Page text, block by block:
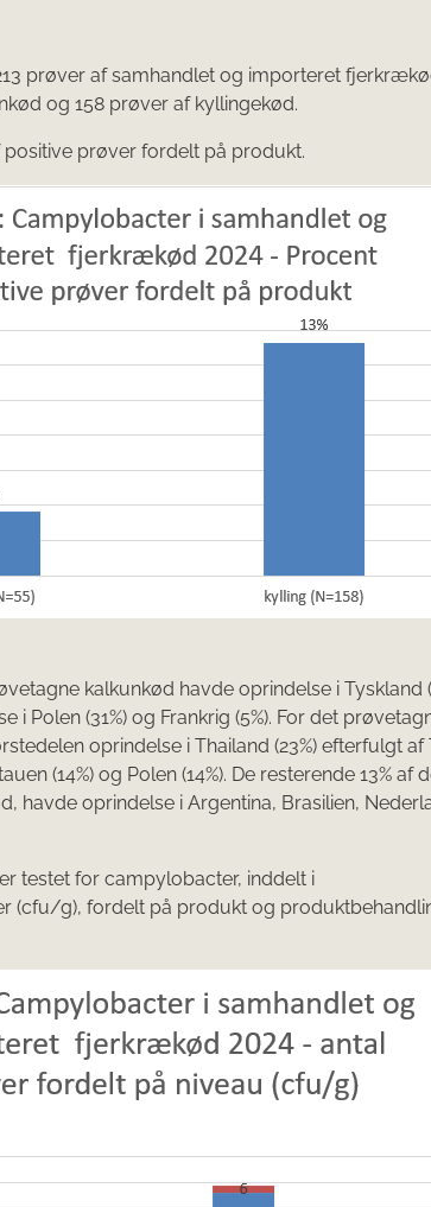
prøver af samhandlet og importeret
og 158 prøver af kyllingekød.
positive prøver fordelt på produkt.
kalkunkød havde oprindelse i Tyskland
i Polen (31%) og Frankrig (5%). For det
oprindelse i Thailand (23%) efterfulgt af
(14%) og Polen (14%). De resterende 13% af
havde oprindelse i Argentina, Brasilien,
testet for campylobacter, inddelt i
(cfu/g), fordelt på produkt og